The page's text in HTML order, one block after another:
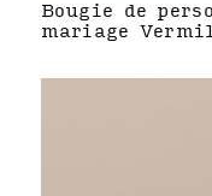
Bougie de
mariage